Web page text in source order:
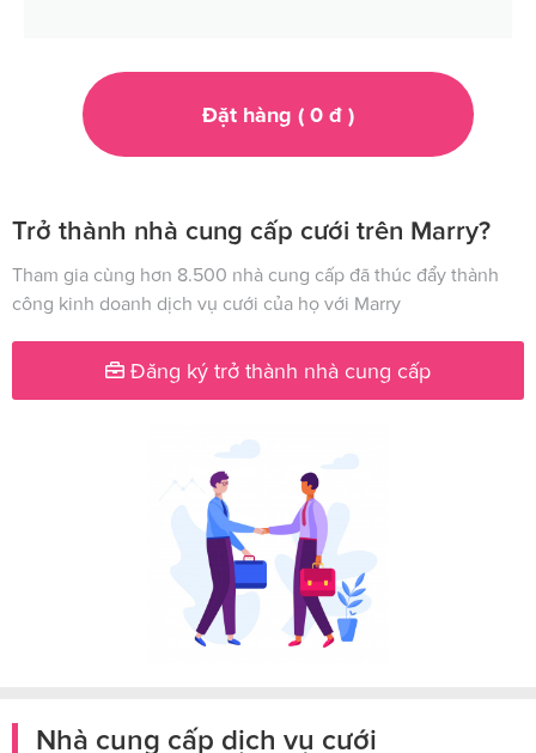
Đặt hàng ( 0đ )
Trở thành nhà cung cấp cưới trên Marry?
Tham gia cùng hơn 8.500 nhà cung cấp đã thúc đẩy thành
công kinh doanh dịch vụ cưới của họ với Marry
Đăng ký trở thành nhà cung cấp
Nhà cung cấp dịch vụ cưới